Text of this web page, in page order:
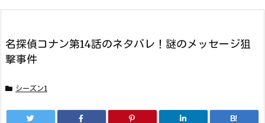
名探偵コナン第14話のネタバレ！謎のメッセージ狙
撃事件
シーズン1
B!